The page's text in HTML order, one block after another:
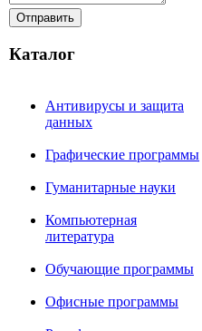
Каталог
Антивирусы и защита
данных
Графические программы
Гуманитарные науки
Компьютерная
литература
Обучающие программы
Офисные программы